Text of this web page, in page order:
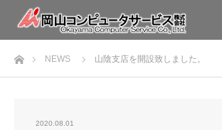
ホームNEWS 山陰支店を開設致しました。
2020.08.01